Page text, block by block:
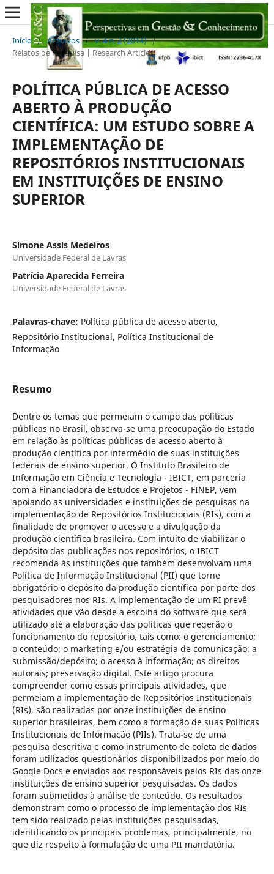
Início / Arquivos / v. 4 n. 2 (2014) /
Relatos de Pesquisa | Research Articles
POLÍTICA PÚBLICA DE ACESSO
ABERTO À PRODUÇÃO
CIENTÍFICA: UM ESTUDO SOBRE A
IMPLEMENTAÇÃO DE
REPOSITÓRIOS INSTITUCIONAIS
EM INSTITUIÇÕES DE ENSINO
SUPERIOR
Simone Assis Medeiros
Universidade Federal de Lavras
Patrícia Aparecida Ferreira
Universidade Federal de Lavras
Palavras-chave: Política pública de acesso aberto,
Repositório Institucional, Política Institucional de
Informação
Resumo
Dentre os temas que permeiam o campo das políticas
públicas no Brasil, observa-se uma preocupação do Estado
em relação às políticas públicas de acesso aberto à
produção científica por intermédio de suas instituições
federais de ensino superior. O Instituto Brasileiro de
Informação em Ciência e Tecnologia - IBICT, em parceria
com a Financiadora de Estudos e Projetos - FINEP, vem
apoiando as universidades e instituições de pesquisas na
implementação de Repositórios Institucionais (RIs), com a
finalidade de promover o acesso e a divulgação da
produção científica brasileira. Com intuito de viabilizar o
depósito das publicações nos repositórios, o IBICT
recomenda às instituições que também desenvolvam uma
Política de Informação Institucional (PII) que torne
obrigatório o depósito da produção científica por parte dos
pesquisadores nos RIs. A implementação de um RI prevê
atividades que vão desde a escolha do software que será
utilizado até a elaboração das políticas que regerão o
funcionamento do repositório, tais como: o gerenciamento;
o conteúdo; o marketing e/ou estratégia de comunicação; a
submissão/depósito; o acesso à informação; os direitos
autorais; preservação digital. Este artigo procura
compreender como essas principais atividades, que
permeiam a implementação de Repositórios Institucionais
(RIs), são realizadas por onze instituições de ensino
superior brasileiras, bem como a formação de suas Políticas
Institucionais de Informação (PIIs). Trata-se de uma
pesquisa descritiva e como instrumento de coleta de dados
foram utilizados questionários disponibilizados por meio do
Google Docs e enviados aos responsáveis pelos RIs das onze
instituições de ensino superior pesquisadas. Os dados
foram submetidos à análise de conteúdo. Os resultados
demonstram como o processo de implementação dos RIs
tem sido realizado pelas instituições pesquisadas,
identificando os principais problemas, principalmente, no
que diz respeito à formulação de uma PII mandatória.